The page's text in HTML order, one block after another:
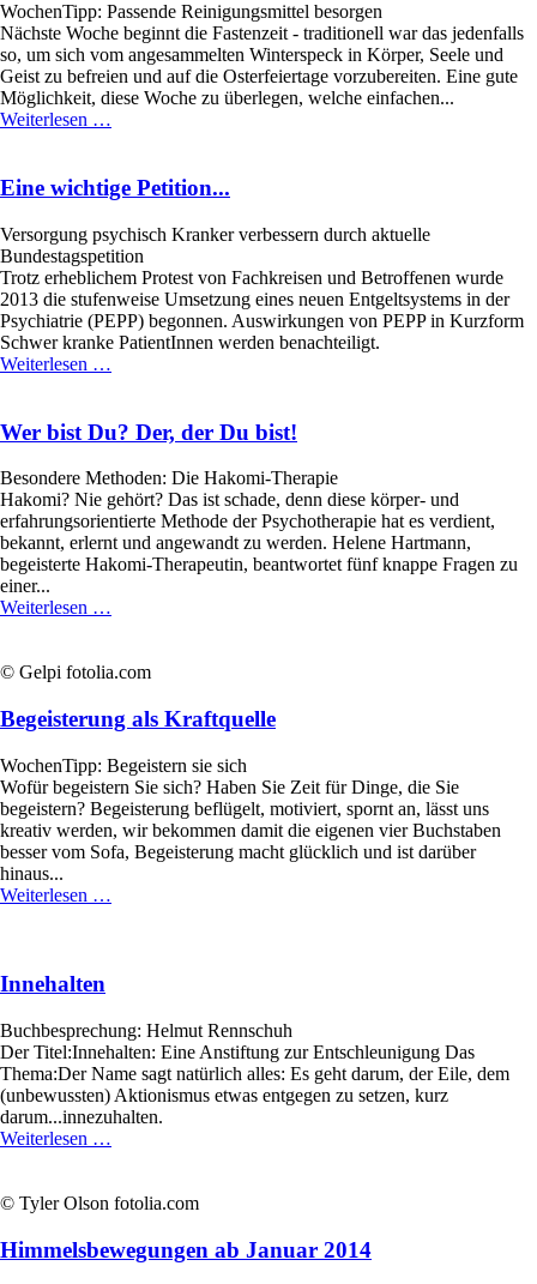
WochenTipp: Passende Reinigungsmittel besorgen
Nächste Woche beginnt die Fastenzeit - traditionell war das jedenfalls
so, um sich vom angesammelten Winterspeck in Körper, Seele und
Geist zu befreien und auf die Osterfeiertage vorzubereiten. Eine gute
Möglichkeit, diese Woche zu überlegen, welche einfachen...
Weiterlesen …
Eine wichtige Petition...
Versorgung psychisch Kranker verbessern durch aktuelle
Bundestagspetition
Trotz erheblichem Protest von Fachkreisen und Betroffenen wurde
2013 die stufenweise Umsetzung eines neuen Entgeltsystems in der
Psychiatrie (PEPP) begonnen. Auswirkungen von PEPP in Kurzform
Schwer kranke PatientInnen werden benachteiligt.
Weiterlesen …
Wer bist Du? Der, der Du bist!
Besondere Methoden: Die Hakomi-Therapie
Hakomi? Nie gehört? Das ist schade, denn diese körper- und
erfahrungsorientierte Methode der Psychotherapie hat es verdient,
bekannt, erlernt und angewandt zu werden. Helene Hartmann,
begeisterte Hakomi-Therapeutin, beantwortet fünf knappe Fragen zu
einer...
Weiterlesen …
Der,
Du
bist!
© Gelpi fotolia.com
Begeisterung als Kraftquelle
WochenTipp: Begeistern sie sich
Wofür begeistern Sie sich? Haben Sie Zeit für Dinge, die Sie
begeistern? Begeisterung beflügelt, motiviert, spornt an, lässt uns
kreativ werden, wir bekommen damit die eigenen vier Buchstaben
besser vom Sofa, Begeisterung macht glücklich und ist darüber
hinaus...
Weiterlesen …
Innehalten
Buchbesprechung: Helmut Rennschuh
Der Titel:Innehalten: Eine Anstiftung zur Entschleunigung Das
Thema:Der Name sagt natürlich alles: Es geht darum, der Eile, dem
(unbewussten) Aktionismus etwas entgegen zu setzen, kurz
darum...innezuhalten.
Weiterlesen …
© Tyler Olson fotolia.com
Himmelsbewegungen ab Januar 2014